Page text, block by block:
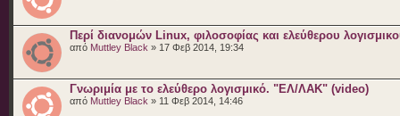
Περί διανομών Linux, φιλοσοφίας και ελεύθερου
από Muttley Black » 17 Φεβ 2014, 19:34
Γνωριμία με το ελεύθερο λογισμικό. "ΕΛ/ΛΑΚ" (video)
από Muttley Black » 11 Φεβ 2014, 14:46